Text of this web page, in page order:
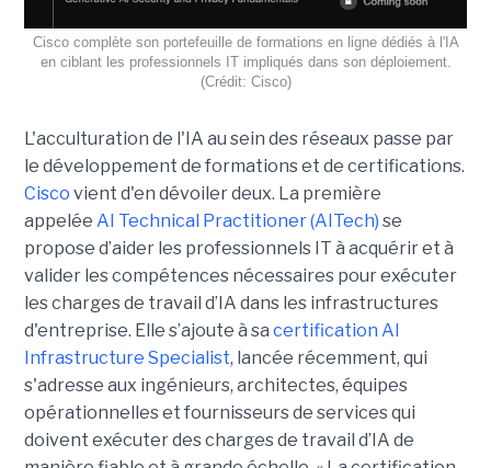
Cisco complète son portefeuille de formations en ligne dédiés à l'IA
en ciblant les professionnels IT impliqués dans son déploiement.
(Crédit: Cisco)
L'acculturation de l'IA au sein des réseaux passe par
le développement de formations et de certifications.
Cisco vient d'en dévoiler deux. La première
appelée AI Technical Practitioner (AITech) se
propose d’aider les professionnels IT à acquérir et à
valider les compétences nécessaires pour exécuter
les charges de travail d’IA dans les infrastructures
d'entreprise. Elle s’ajoute à sa certification AI
Infrastructure Specialist, lancée récemment, qui
s'adresse aux ingénieurs, architectes, équipes
opérationnelles et fournisseurs de services qui
doivent exécuter des charges de travail d’IA de